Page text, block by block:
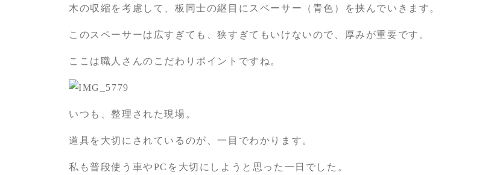
木の収縮を考慮して、板同士の継目にスペーサー（青色）を挟んでいきます。
このスペーサーは広すぎても、狭すぎてもいけないので、厚みが重要です。
ここは職人さんのこだわりポイントですね。
いつも、整理された現場。
道具を大切にされているのが、一目でわかります。
私も普段使う車やPCを大切にしようと思った一日でした。